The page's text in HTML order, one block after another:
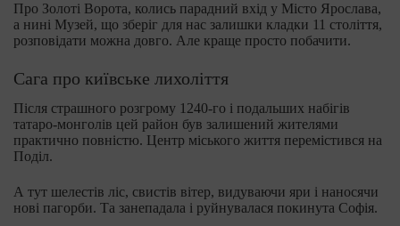
Про Золоті Ворота, колись парадний вхід у Місто Ярослава,
а нині Музей, що зберіг для нас залишки кладки 11 століття,
розповідати можна довго. Але краще просто побачити.
Сага про київське лихоліття
Після страшного розгрому 1240-го і подальших набігів
татаро-монголів цей район був залишений жителями
практично повністю. Центр міського життя перемістився на
Поділ.
А тут шелестів ліс, свистів вітер, видуваючи яри і наносячи
нові пагорби. Та занепадала і руйнувалася покинута Софія.